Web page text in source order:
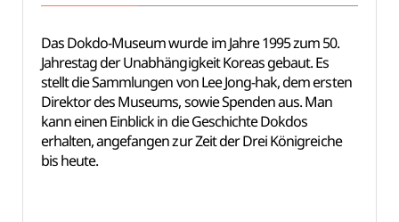
Das Dokdo-Museum wurde im Jahre 1995 zum 50.
Jahrestag der Unabhängigkeit Koreas gebaut. Es
stellt die Sammlungen von Lee Jong-hak, dem ersten
Direktor des Museums, sowie Spenden aus. Man
kann einen Einblick in die Geschichte Dokdos
erhalten, angefangen zur Zeit der Drei Königreiche
bis heute.